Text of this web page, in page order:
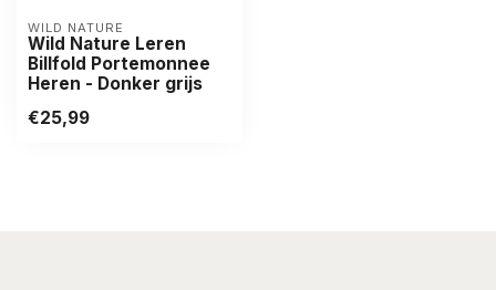
WILD NATURE
Wild Nature Leren
Billfold Portemonnee
Heren - Donker grijs
€25,99